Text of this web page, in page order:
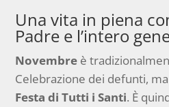
Una vita in piena
Padre e l’intero
Novembre è
Celebrazione dei defunti, ma
Festa di Tutti i Santi. È